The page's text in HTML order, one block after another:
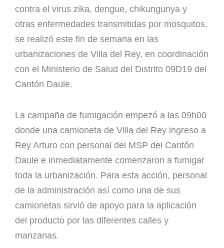
contra el virus zika, dengue, chikungunya y
otras enfermedades transmitidas por mosquitos,
se realizó este fin de semana en las
urbanizaciones de Villa del Rey, en coordinación
con el Ministerio de Salud del Distrito 09D19 del
Cantón Daule.
La campaña de fumigación empezó a las 09h00
donde una camioneta de Villa del Rey ingreso a
Rey Arturo con personal del MSP del Cantón
Daule e inmediatamente comenzaron a fumigar
toda la urbanización. Para esta acción, personal
de la administración así como una de sus
camionetas sirvió de apoyo para la aplicación
del producto por las diferentes calles y
manzanas.